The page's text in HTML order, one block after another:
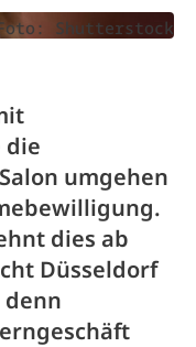
Shutterstock
die
umgehen
dies ab
Düsseldorf
denn